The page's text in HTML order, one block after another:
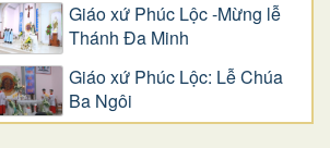
Giáo xứ Phúc Lộc -Mừng lễ
Thánh Đa Minh
Giáo xứ Phúc Lộc: Lễ Chúa
Ba Ngôi